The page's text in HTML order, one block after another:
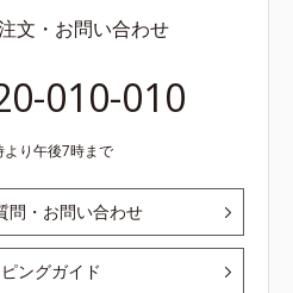
文・お問い合わせ
010-010
より午後7時まで
問・お問い合わせ
ングガイド